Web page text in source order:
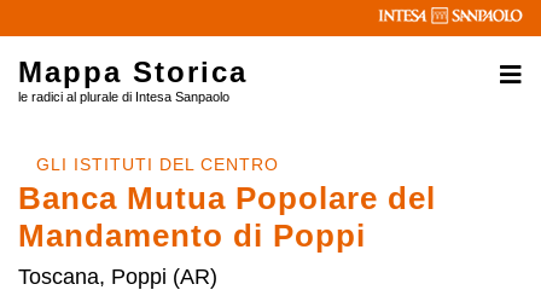
Mappa Storica
le radici al plurale di Intesa Sanpaolo
GLI ISTITUTI DEL CENTRO
Banca Mutua Popolare del
Mandamento di Poppi
Toscana, Poppi (AR)